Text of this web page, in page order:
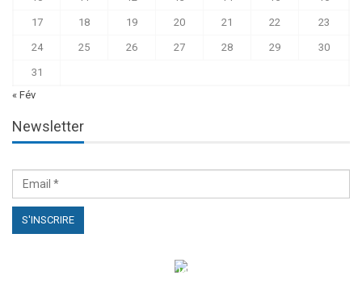
17 18 19 20 21 22 23
24 25 26 27 28 29 30
31
« Fév
Newsletter
الهياكل الخاضعة لقانون النفاذ إلى المعلومة